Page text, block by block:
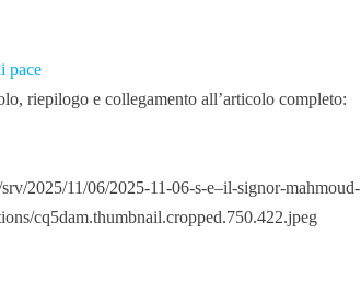
pace
riepilogo e collegamento all’articolo completo:
2025/11/06/2025-11-06-s-e–il-signor-mahmoud-
cq5dam.thumbnail.cropped.750.422.jpeg